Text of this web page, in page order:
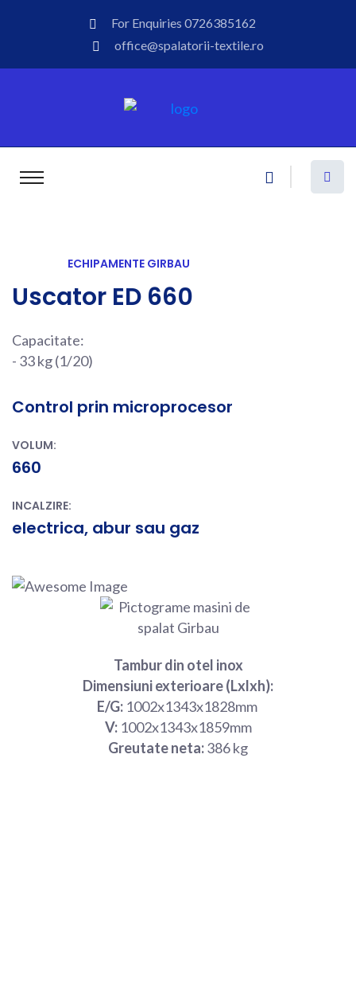
For Enquiries 0726385162
office@spalatorii-textile.ro
ECHIPAMENTE GIRBAU
Uscator ED 660
Capacitate:
- 33 kg (1/20)
Control prin microprocesor
VOLUM:
660
INCALZIRE:
electrica, abur sau gaz
Tambur din otel inox
Dimensiuni exterioare (Lxlxh):
E/G:1002x1343x1828mm
V:1002x1343x1859mm
Greutate neta:386 kg